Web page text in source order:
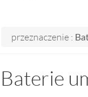
przeznaczenie :
Baterie